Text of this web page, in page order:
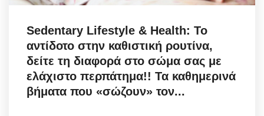
Σεβασμιώτατος Δωρόθεος Β’
Cost Of Living Crisis
Opinion + Analysis
Sedentary Lifestyle & Health: Το
αντίδοτο στην καθιστική ρουτίνα,
δείτε τη διαφορά στο σώμα σας με
ελάχιστο περπάτημα!! Τα καθημερινά
βήματα που «σώζουν» τον...